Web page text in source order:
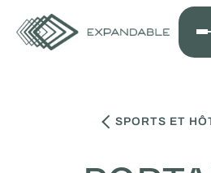
SPORTS ET